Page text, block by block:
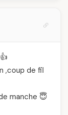
,coup de fil
manche 😇